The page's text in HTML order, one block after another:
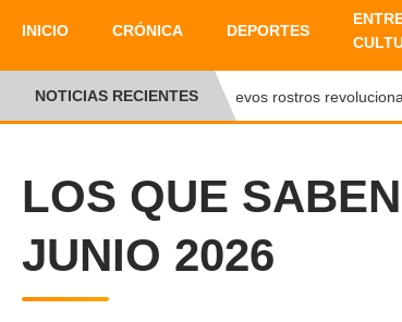
INICIO CRÓNICA DEPORTES
NOTICIAS RECIENTESNuevos rostros revolucionan
LOS QUE
JUNIO 2026